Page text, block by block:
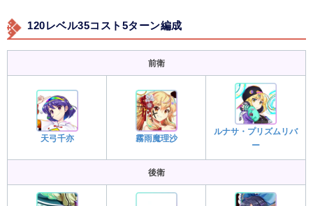
120レベル35コスト5ターン編成
前衛
天弓千亦 霧雨魔理沙
ルナサ・プリズムリバ
ー
後衛